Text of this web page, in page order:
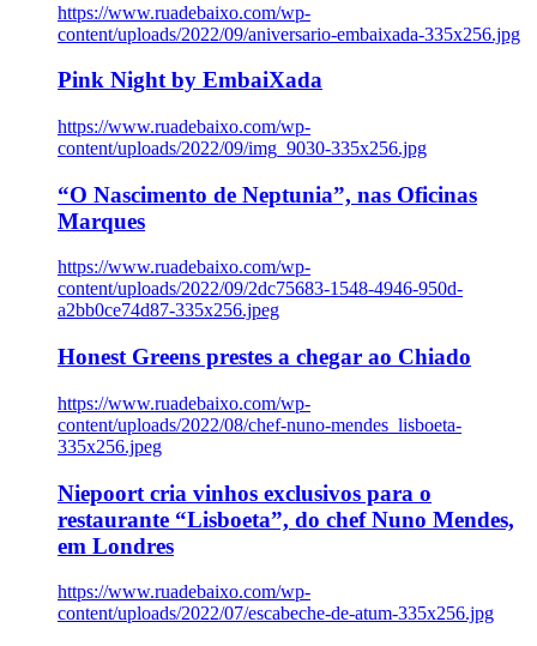
https://www.ruadebaixo.com/wp-
content/uploads/2022/09/aniversario-embaixada-335x256.jpg
Pink Night by EmbaiXada
https://www.ruadebaixo.com/wp-
content/uploads/2022/09/img_9030-335x256.jpg
“O Nascimento de Neptunia”, nas Oficinas
Marques
https://www.ruadebaixo.com/wp-
content/uploads/2022/09/2dc75683-1548-4946-950d-
a2bb0ce74d87-335x256.jpeg
Honest Greens prestes a chegar ao Chiado
https://www.ruadebaixo.com/wp-
content/uploads/2022/08/chef-nuno-mendes_lisboeta-
335x256.jpeg
Niepoort cria vinhos exclusivos para o
restaurante “Lisboeta”, do chef Nuno Mendes,
em Londres
https://www.ruadebaixo.com/wp-
content/uploads/2022/07/escabeche-de-atum-335x256.jpg